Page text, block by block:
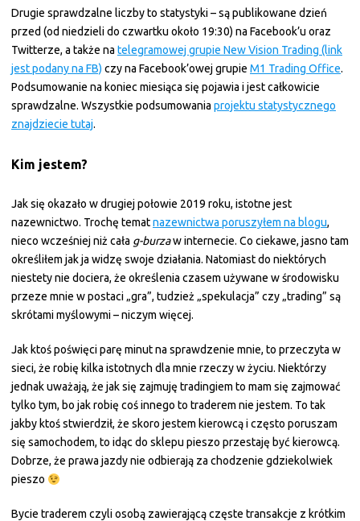
Drugie sprawdzalne liczby to statystyki – są publikowane dzień
przed (od niedzieli do czwartku około 19:30) na Facebook’u oraz
Twitterze, a także na telegramowej grupie New Vision Trading (link
jest podany na FB) czy na Facebook’owej grupie M1 Trading Office.
Podsumowanie na koniec miesiąca się pojawia i jest całkowicie
sprawdzalne. Wszystkie podsumowania projektu statystycznego
znajdziecie tutaj.
Kim jestem?
Jak się okazało w drugiej połowie 2019 roku, istotne jest
nazewnictwo. Trochę tematnazewnictwa poruszyłem na blogu,
nieco wcześniej niż cała g-burzaw internecie. Co ciekawe, jasno tam
określiłem jak ja widzę swoje działania. Natomiast do niektórych
niestety nie dociera, że określenia czasem używane w środowisku
przeze mnie w postaci „gra”, tudzież „spekulacja” czy „trading” są
skrótami myślowymi – niczym więcej.
Jak ktoś poświęci parę minut na sprawdzenie mnie, to przeczyta w
sieci, że robię kilka istotnych dla mnie rzeczy w życiu. Niektórzy
jednak uważają, że jak się zajmuję tradingiem to mam się zajmować
tylko tym, bo jak robię coś innego to traderem nie jestem. To tak
jakby ktoś stwierdził, że skoro jestem kierowcą i często poruszam
się samochodem, to idąc do sklepu pieszo przestaję być kierowcą.
Dobrze, że prawa jazdy nie odbierają za chodzenie gdziekolwiek
pieszo
Bycie traderem czyli osobą zawierającą częste transakcje z krótkim